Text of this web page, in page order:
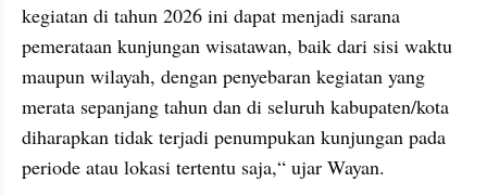
kegiatan di tahun 2026 ini dapat menjadi sarana
pemerataan kunjungan wisatawan, baik dari sisi waktu
maupun wilayah, dengan penyebaran kegiatan yang
merata sepanjang tahun dan di seluruh kabupaten/kota
diharapkan tidak terjadi penumpukan kunjungan pada
periode atau lokasi tertentu saja,“ ujar Wayan.